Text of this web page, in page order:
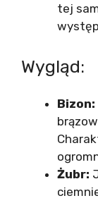
tej
Wygląd:
Bizon:
Żubr: